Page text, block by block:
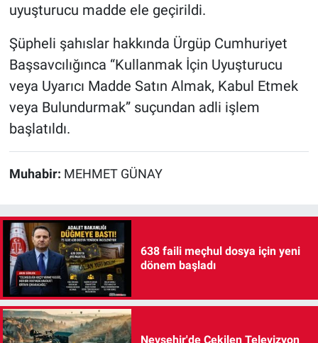
uyuşturucu madde ele geçirildi.
Şüpheli şahıslar hakkında Ürgüp Cumhuriyet
Başsavcılığınca “Kullanmak İçin Uyuşturucu
veya Uyarıcı Madde Satın Almak, Kabul Etmek
veya Bulundurmak” suçundan adli işlem
başlatıldı.
Muhabir: MEHMET GÜNAY
638 faili meçhul dosya için yeni
dönem başladı
Nevşehir'de Çekilen Televizyon